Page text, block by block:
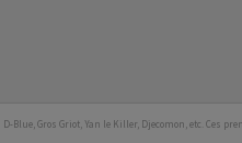
D-Blue, Gros Griot, Yan le Killer, Djecomon, etc. Ces